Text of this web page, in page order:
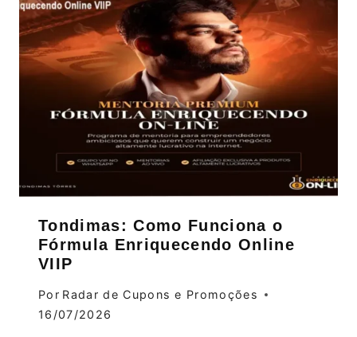
Tondimas: Como Funciona o
Fórmula Enriquecendo Online
VIIP
Por Radar de Cupons e Promoções
16/07/2026